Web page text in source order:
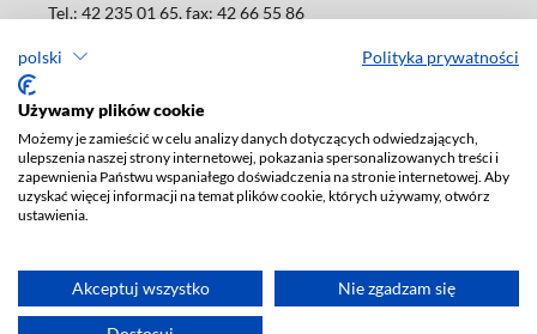
polski Polityka prywatności
Używamy plików cookie
Możemy je zamieścić w celu analizy danych dotyczących odwiedzających,
ulepszenia naszej strony internetowej, pokazania spersonalizowanych treści i
zapewnienia Państwu wspaniałego doświadczenia na stronie internetowej. Aby
uzyskać więcej informacji na temat plików cookie, których używamy, otwórz
ustawienia.
Akceptuj wszystko Nie zgadzam się
Tel.: 42 235 01 65, fax: 42 66 55 86